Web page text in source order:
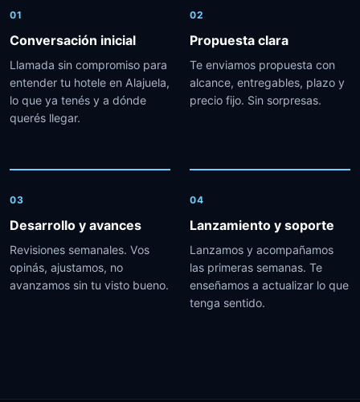
01
Conversación inicial
Llamada sin compromiso para
entender tu hotele en Alajuela,
lo que ya tenés y a dónde
querés llegar.
02
Propuesta clara
Te enviamos propuesta con
alcance, entregables, plazo y
precio fijo. Sin sorpresas.
03
Desarrollo y avances
Revisiones semanales. Vos
opinás, ajustamos, no
avanzamos sin tu visto bueno.
04
Lanzamiento y soporte
Lanzamos y acompañamos
las primeras semanas. Te
enseñamos a actualizar lo que
tenga sentido.